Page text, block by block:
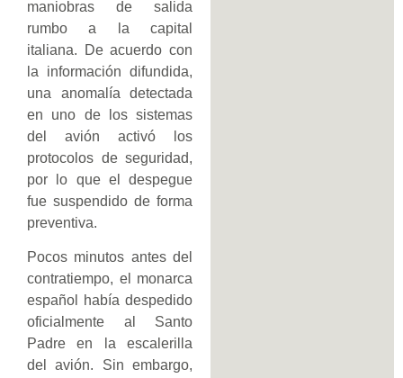
maniobras de salida
rumbo a la capital
italiana. De acuerdo con
la información difundida,
una anomalía detectada
en uno de los sistemas
del avión activó los
protocolos de seguridad,
por lo que el despegue
fue suspendido de forma
preventiva.
Pocos minutos antes del
contratiempo, el monarca
español había despedido
oficialmente al Santo
Padre en la escalerilla
del avión. Sin embargo,